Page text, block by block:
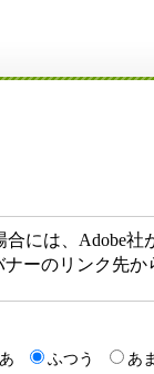
には、Adobe社
ーのリンク先
ふつう あ